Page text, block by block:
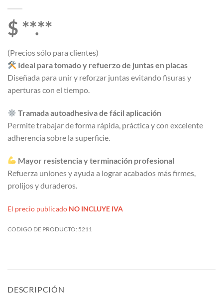
$ **.**
(Precios sólo para clientes)
Ideal para tomado y refuerzo de juntas en placas
Diseñada para unir y reforzar juntas evitando fisuras y
aperturas con el tiempo.
Tramada autoadhesiva de fácil aplicación
Permite trabajar de forma rápida, práctica y con excelente
adherencia sobre la superficie.
Mayor resistencia y terminación profesional
Refuerza uniones y ayuda a lograr acabados más firmes,
prolijos y duraderos.
El precio publicado NO INCLUYE IVA
CODIGO DE PRODUCTO: 5211
DESCRIPCIÓN